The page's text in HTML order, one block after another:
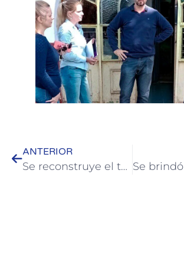
ANTERIOR
Se reconstruye el techo del Hogar de Protección Integral “Yanina”